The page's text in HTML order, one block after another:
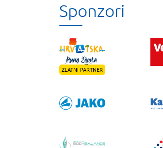
Sponzori
ZLATNI PARTNER